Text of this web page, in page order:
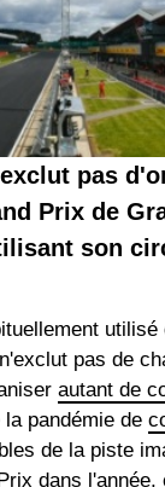
pas
Prix de
son
utilisé
pas de
autant de
la pandémie de
de la piste
dans